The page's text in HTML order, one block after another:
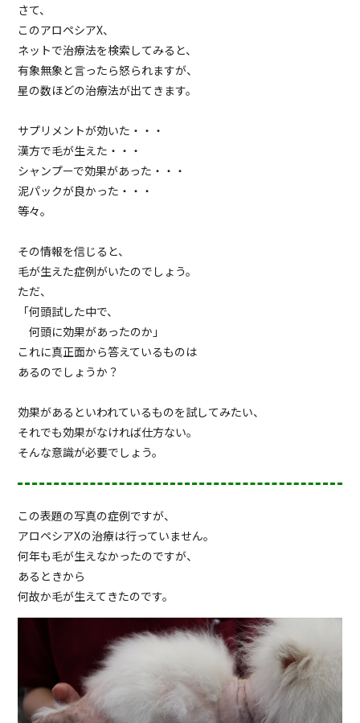
さて、
このアロペシアX、
ネットで治療法を検索してみると、
有象無象と言ったら怒られますが、
星の数ほどの治療法が出てきます。
サプリメントが効いた・・・
漢方で毛が生えた・・・
シャンプーで効果があった・・・
泥パックが良かった・・・
等々。
その情報を信じると、
毛が生えた症例がいたのでしょう。
ただ、
「何頭試した中で、
何頭に効果があったのか」
これに真正面から答えているものは
あるのでしょうか？
効果があるといわれているものを試してみたい、
それでも効果がなければ仕方ない。
そんな意識が必要でしょう。
この表題の写真の症例ですが、
アロペシアXの治療は行っていません。
何年も毛が生えなかったのですが、
あるときから
何故か毛が生えてきたのです。